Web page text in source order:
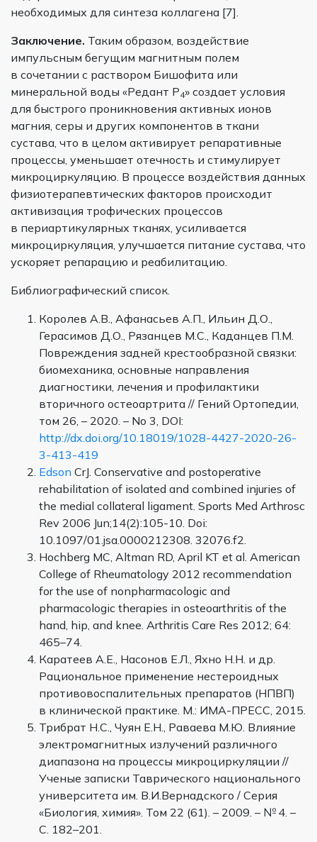
необходимых для синтеза коллагена [7].
Заключение. Таким образом, воздействие
импульсным бегущим магнитным полем
в сочетании с раствором Бишофита или
минеральной воды «Редант P4» создает условия
для быстрого проникновения активных ионов
магния, серы и других компонентов в ткани
сустава, что в целом активирует репаративные
процессы, уменьшает отечность и стимулирует
микроциркуляцию. В процессе воздействия данных
физиотерапевтических факторов происходит
активизация трофических процессов
в периартикулярных тканях, усиливается
микроциркуляция, улучшается питание сустава, что
ускоряет репарацию и реабилитацию.
Библиографический список.
Королев А.В., Афанасьев А.П., Ильин Д.О.,
Герасимов Д.О., Рязанцев М.С., Каданцев П.М.
Повреждения задней крестообразной связки:
биомеханика, основные направления
диагностики, лечения и профилактики
вторичного остеоартрита // Гений Ортопедии,
том 26, – 2020. – No 3, DOI:
http://dx.doi.org/10.18019/1028-4427-2020-26-
3-413-419
Edson CrJ. Conservative and postoperative
rehabilitation of isolated and combined injuries of
the medial collateral ligament. Sports Med Arthrosc
Rev 2006 Jun;14(2):105-10. Doi:
10.1097/01.jsa.0000212308. 32076.f2.
Hochberg MC, Altman RD, April KT et al. American
College of Rheumatology 2012 recommendation
for the use of nonpharmacologic and
pharmacologic therapies in osteoarthritis of the
hand, hip, and knee. Arthritis Care Res 2012; 64:
465–74.
Каратеев А.Е., Насонов Е.Л., Яхно Н.Н. и др.
Рациональное применение нестероидных
противовоспалительных препаратов (НПВП)
в клинической практике. М.: ИМА-ПРЕСС, 2015.
Трибрат Н.С., Чуян Е.Н., Раваева М.Ю. Влияние
электромагнитных излучений различного
диапазона на процессы микроциркуляции //
Ученые записки Таврического национального
университета им. В.И.Вернадского / Серия
«Биология, химия». Том 22 (61). – 2009. – № 4. –
С. 182–201.